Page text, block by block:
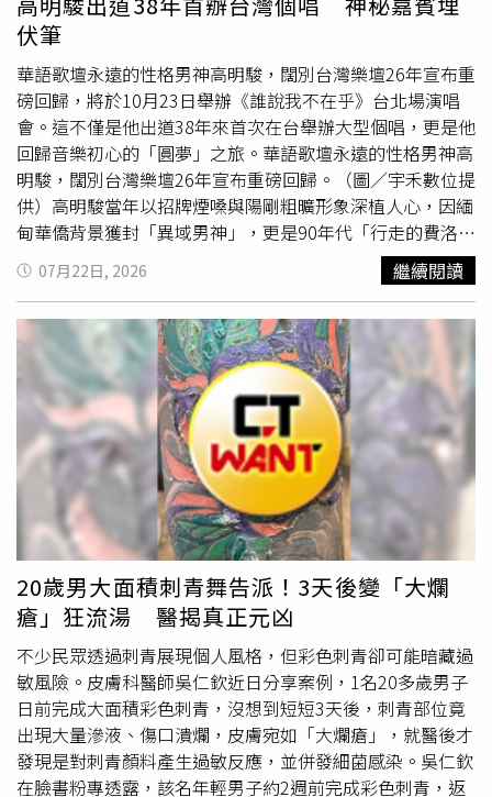
養師提醒，生食或未完全煮熟的香菇，少數體質特殊者可能
引發罕見的「香菇皮膚炎」，建議充分加熱後再食用。（圖
／翻攝自臉書，老辜營養與科學 ）
旗推案，「中國開發」更是將南港列為重點開發區塊。自
2024年推出的公辦都更案「豐琚」，特別邀請普立茲克建
築獎得主伊東豊雄操刀設計，以日系有機建築語彙驚艷地產
界，樹立難以撼動的品牌口碑。此次推出由豪宅御用建築
師-呂建勳設計的「豐琙」，並同時宣布採取短、中、長程
開發策略，展現對南港區的長遠佈局決心。「中國開發」近
期於北流旁啟動「豐琙」開發計畫，正式為「北流靜巷-樹
海新居境」的品牌聚落揭開序幕。（圖／業者提供）「豐
琙」登場：1,697坪綠帶旁的純住綠洲中國開發選址於台北
流行音樂中心旁純住宅新區，不同於南港車站周邊商業氣息
的喧囂，「豐琙」基地正臨1,697坪新陽綠地，擁有難得的
寬闊棟距與綠意視野，於南港兆元科技金廊的繁華轉角，預
留一片綠帶，形成「出繁華、入寧靜」的獨特生活。本案基
地約456坪，規劃25至47坪、2至4房的產品，鎖定追求生活
質感的高科技、金融產業菁英與換屋族群。然而，「中國開
發」野心不只於此，後續將於基地旁，陸續推出周邊其它都
更案，以打造整體性規劃的大規模住宅街廓－「北流靜巷-
樹海新居境」，勢必徹底翻轉南港路巷弄的城市容貌。業者
表示：不同於其他個案，「豐琙」基地位置正臨1,697坪新
陽綠地外，並與緊鄰「德杰羽森」、「擎天森林」等新建築
為鄰，形成南港罕見的「新住宅聚落」。乾淨整齊巷廓、大
面積公園綠化、以及緊鄰北流的藝文氛圍，讓這裡更像是台
北市的新天母或是大直重劃區。「豐琙」基地正臨1,697坪
新陽綠地，擁有難得的寬闊棟距與綠意視野。（圖／業者提
供）從「豐琚」的職人精工，中國開發再以「豐琙」擴張聚
落版圖。外界預估當「北流靜巷-樹海新居境」住宅街廓計
劃完整開發後，屆時不僅會帶動周邊區域的巷弄翻新，更將
形成南港具規模與品牌識別度的住宅街廓，為東區門戶寫下
新住宅篇章。而即將登場的「豐琙」，以景觀首排住宅之
伏筆
華語歌壇永遠的性格男神高明駿，闊別台灣樂壇26年宣布重
磅回歸，將於10月23日舉辦《誰說我不在乎》台北場演唱
會。這不僅是他出道38年來首次在台舉辦大型個唱，更是他
回歸音樂初心的「圓夢」之旅。華語歌壇永遠的性格男神高
明駿，闊別台灣樂壇26年宣布重磅回歸。（圖／宇禾數位提
供）高明駿當年以招牌煙嗓與陽剛粗曠形象深植人心，因緬
甸華僑背景獲封「異域男神」，更是90年代「行走的費洛
蒙」始祖。他擁有〈年輕的喝采〉等多首傳奇金曲，其獨特
「旺女體質」更帶旺多位女歌手，像是與陳艾湄合唱的〈誰
說我不在乎〉因搭配郭富城機車廣告，一炮而紅；與王馨平
對唱的〈今生註定〉至今仍是KTV霸榜神曲。談及返台開
唱，高明駿感性表示，台北是歌唱生涯的起點，就像家一樣
暖心，能再次唱歌給如家人般的歌迷聽，是多年來的心願。
他笑稱這次開唱是「時機使然」，感謝近年樂壇的復古風
潮，以及貴人、資深音樂製作人林國榮老師的促成，讓隨性
喜愛旅行的他終於一圓個唱夢。為給歌迷驚喜，高明駿親自
與林國榮老師編排曲目，將重現多首不敗金曲，更語帶玄機
地透露，演唱會不排除邀請神祕嘉賓同台重現經典男女對
唱，引發歌迷無限期待。年過60仍保持少年般極佳體態的
他，透露凍齡秘訣全靠持續徒步旅遊與戶外運動訓練體力，
自信喊話應付兩小時以上的演出絕無問題，期待10月與歌迷
不見不散。
07月22日, 2026 繼續閱讀
20歲男大面積刺青舞告派！3天後變「大爛
瘡」狂流湯 醫揭真正元凶
不少民眾透過刺青展現個人風格，但彩色刺青卻可能暗藏過
敏風險。皮膚科醫師吳仁欽近日分享案例，1名20多歲男子
日前完成大面積彩色刺青，沒想到短短3天後，刺青部位竟
出現大量滲液、傷口潰爛，皮膚宛如「大爛瘡」，就醫後才
發現是對刺青顏料產生過敏反應，並併發細菌感染。吳仁欽
在臉書粉專透露，該名年輕男子約2週前完成彩色刺青，返